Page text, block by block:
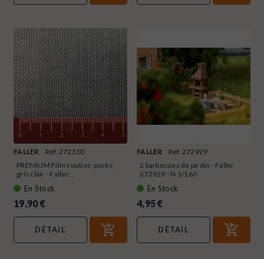
FALLER
Ref. 272310
PREMIUM Film routier, pavés,
gris clair - Faller...
En Stock
19,90 €
DÉTAIL
FALLER
Ref. 272929
2 barbecues de jardin - Faller
272929 - N 1/160
En Stock
4,95 €
DÉTAIL